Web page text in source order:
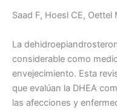
Saad F, Hoesl CE, Oettel
La
considerable como
envejecimiento. Esta
que evalúan la DHEA
las afecciones y